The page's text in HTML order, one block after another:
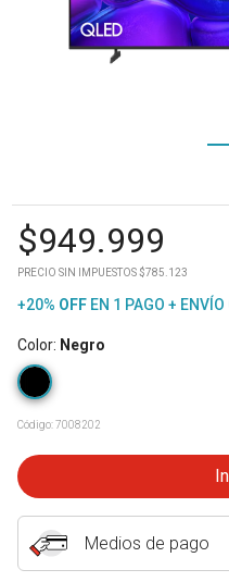
$949.999
PRECIO SIN IMPUESTOS $785.123
+20% OFF EN 1 PAGO + ENVÍO
Color: Negro
Código:7008202
Medios de pago